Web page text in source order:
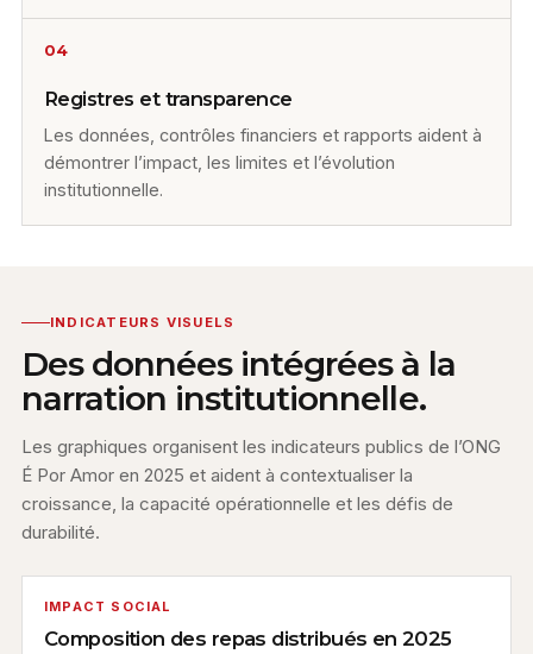
04
Registres et transparence
Les données, contrôles financiers et rapports aident à
démontrer l’impact, les limites et l’évolution
institutionnelle.
INDICATEURS VISUELS
Des données intégrées à la
narration institutionnelle.
Les graphiques organisent les indicateurs publics de l’ONG
É Por Amor en 2025 et aident à contextualiser la
croissance, la capacité opérationnelle et les défis de
durabilité.
IMPACT SOCIAL
Composition des repas distribués en 2025